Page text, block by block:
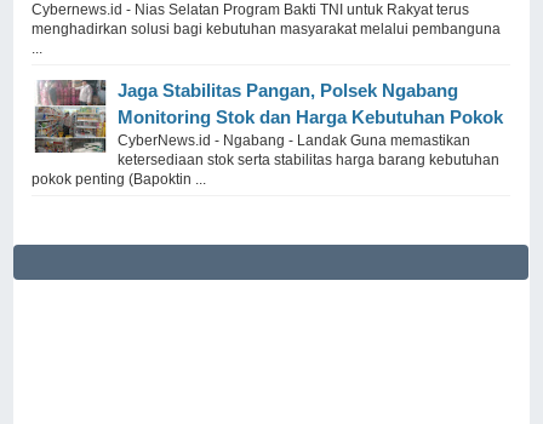
Cybernews.id - Nias Selatan Program Bakti TNI untuk Rakyat terus
menghadirkan solusi bagi kebutuhan masyarakat melalui pembanguna
...
Jaga Stabilitas Pangan, Polsek Ngabang
Monitoring Stok dan Harga Kebutuhan Pokok
CyberNews.id - Ngabang - Landak Guna memastikan
ketersediaan stok serta stabilitas harga barang kebutuhan
pokok penting (Bapoktin ...